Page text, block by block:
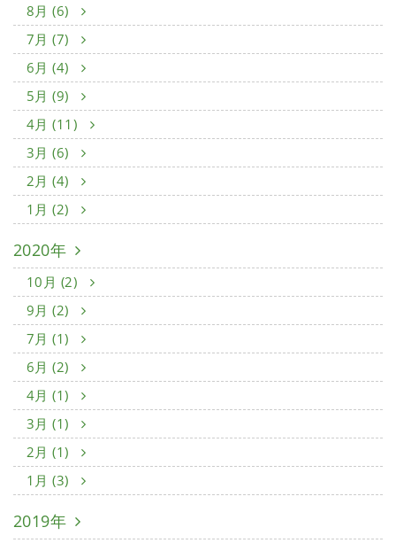
8月 (6)
7月 (7)
6月 (4)
5月 (9)
4月 (11)
3月 (6)
2月 (4)
1月 (2)
2020年
10月 (2)
9月 (2)
7月 (1)
6月 (2)
4月 (1)
3月 (1)
2月 (1)
1月 (3)
2019年